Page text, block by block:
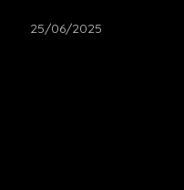
25/06/2025